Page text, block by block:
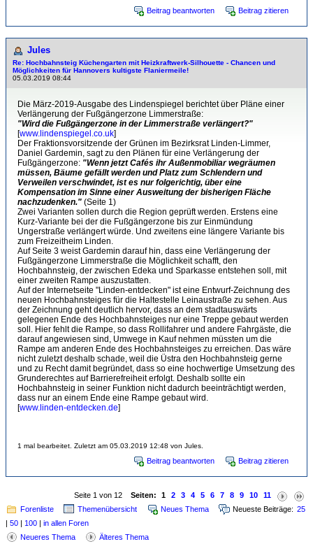
Beitrag beantworten Beitrag zitieren
Jules
Re: Hochbahnsteig Küchengarten mit Heizkraftwerk-Sil­hou­et­te - Chancen und
Möglichkeiten für Hannovers kultigste Flaniermeile!
05.03.2019 08:44
Die März-2019-Ausgabe des Lindenspiegel berichtet über Pläne einer
Verlängerung der Fußgängerzone Limmerstraße:
"Wird die Fußgängerzone in der Limmerstraße verlängert?"
[www.lindenspiegel.co.uk]
Der Fraktionsvorsitzende der Grünen im Bezirksrat Linden-Limmer,
Daniel Gardemin, sagt zu den Plänen für eine Verlängerung der
Fußgängerzone: "Wenn jetzt Cafés ihr Außenmobiliar wegräumen
müssen, Bäume gefällt werden und Platz zum Schlendern und
Verweilen verschwindet, ist es nur folgerichtig, über eine
Kompensation im Sinne einer Ausweitung der bisherigen Fläche
nachzudenken." (Seite 1)
Zwei Varianten sollen durch die Region geprüft werden. Erstens eine
Kurz-Variante bei der die Fußgängerzone bis zur Einmündung
Ungerstraße verlängert würde. Und zweitens eine längere Variante bis
zum Freizeitheim Linden.
Auf Seite 3 weist Gardemin darauf hin, dass eine Verlängerung der
Fußgängerzone Limmerstraße die Möglichkeit schafft, den
Hochbahnsteig, der zwischen Edeka und Sparkasse entstehen soll, mit
einer zweiten Rampe auszustatten.
Auf der Internetseite "Linden-entdecken" ist eine Entwurf-Zeichnung des
neuen Hochbahnsteiges für die Haltestelle Leinaustraße zu sehen. Aus
der Zeichnung geht deutlich hervor, dass an dem stadtauswärts
gelegenen Ende des Hochbahnsteiges nur eine Treppe gebaut werden
soll. Hier fehlt die Rampe, so dass Rollifahrer und andere Fahrgäste, die
darauf angewiesen sind, Umwege in Kauf nehmen müssten um die
Rampe am anderen Ende des Hochbahnsteiges zu erreichen. Das wäre
nicht zuletzt deshalb schade, weil die Üstra den Hochbahnsteig gerne
und zu Recht damit begründet, dass so eine hochwertige Umsetzung des
Grunderechtes auf Barrierefreiheit erfolgt. Deshalb sollte ein
Hochbahnsteig in seiner Funktion nicht dadurch beeinträchtigt werden,
dass nur an einem Ende eine Rampe gebaut wird.
[www.linden-entdecken.de]
1 mal bearbeitet. Zuletzt am 05.03.2019 12:48 von Jules.
Beitrag beantworten Beitrag zitieren
Seite 1 von 12 Seiten: 1 2 3 4 5 6 7 8 9 10
11
Forenliste
Themenübersicht Neues Thema Neueste Beiträge: 25
| 50 | 100 | in allen Foren
Neueres Thema
Älteres Thema